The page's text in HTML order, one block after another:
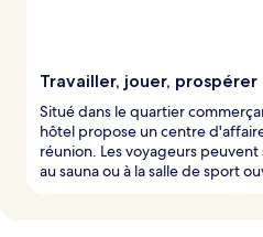
Travailler, jouer, prospérer
Situé dans le quartier
hôtel propose un centre
réunion. Les voyageurs peuvent
au sauna ou à la salle de sport